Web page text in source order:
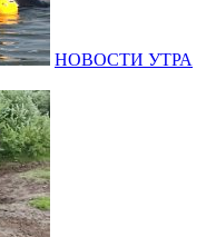
НОВОСТИ УТРА